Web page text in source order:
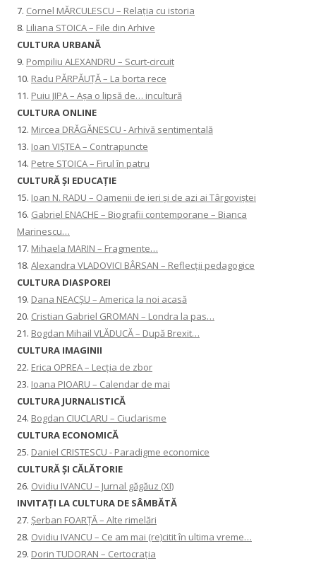
7. Cornel MĂRCULESCU – Relația cu istoria
8. Liliana STOICA – File din Arhive
CULTURA URBANĂ
9. Pompiliu ALEXANDRU – Scurt-circuit
10. Radu PĂRPĂUȚĂ – La borta rece
11. Puiu JIPA – Așa o lipsă de… incultură
CULTURA ONLINE
12. Mircea DRĂGĂNESCU - Arhivă sentimentală
13. Ioan VIȘTEA – Contrapuncte
14. Petre STOICA – Firul în patru
CULTURĂ ŞI EDUCAŢIE
15. Ioan N. RADU – Oamenii de ieri și de azi ai Târgoviștei
16. Gabriel ENACHE – Biografii contemporane – Bianca
Marinescu…
17. Mihaela MARIN – Fragmente…
18. Alexandra VLADOVICI BÂRSAN – Reflecții pedagogice
CULTURA DIASPOREI
19. Dana NEACȘU – America la noi acasă
20. Cristian Gabriel GROMAN – Londra la pas…
21. Bogdan Mihail VLĂDUCĂ – După Brexit…
CULTURA IMAGINII
22. Erica OPREA – Lecția de zbor
23. Ioana PIOARU – Calendar de mai
CULTURA JURNALISTICĂ
24. Bogdan CIUCLARU – Ciuclarisme
CULTURA ECONOMICĂ
25. Daniel CRISTESCU - Paradigme economice
CULTURĂ ȘI CĂLĂTORIE
26. Ovidiu IVANCU – Jurnal găgăuz (XI)
INVITAŢI LA CULTURA DE SÂMBĂTĂ
27. Șerban FOARȚĂ – Alte rimelări
28. Ovidiu IVANCU – Ce am mai (re)citit în ultima vreme…
29. Dorin TUDORAN – Certocrația